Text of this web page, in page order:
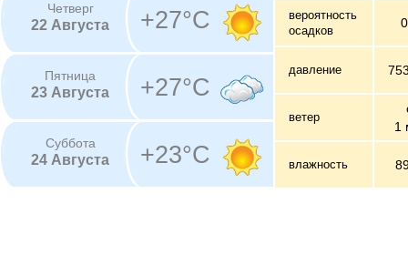
Четверг
22 Августа +27°C
Пятница
23 Августа +27°C
Суббота
24 Августа +23°C
вероятность
осадков
давление
ветер
1
влажность